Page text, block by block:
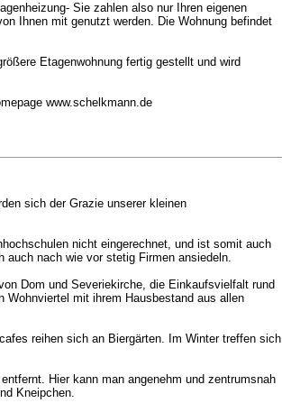
Sie zahlen also nur Ihren eigenen
Ihnen mit genutzt werden. Die Wohnung befindet
Etagenwohnung fertig gestellt und wird
www.schelkmann.de
sich der Grazie unserer kleinen
nicht eingerechnet, und ist somit auch
auch nach wie vor stetig Firmen ansiedeln.
Dom und Severiekirche, die Einkaufsvielfalt rund
Wohnviertel mit ihrem Hausbestand aus allen
reihen sich an Biergärten. Im Winter treffen sich
Hier kann man angenehm und zentrumsnah
Kneipchen.